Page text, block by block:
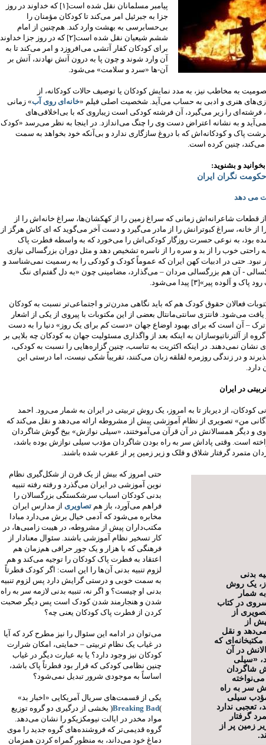
پیامبر مسلمانان نقل شده است[۱] که خداوند در روز
جزا به جبرئیل امر می‌کند تا کودکان مؤمنان را
بی‌حسابرسی به بهشت وارد کند. هم‌چنین از امام
ششم شیعیان نقل شده است[۲] که در روز جزا خداوند
برای کودکان کفار آتشی می‌افروزد و امر می‌کند تا به
آن وارد شوند و چون پا به درون آتش نهادند، آتش بر
آن-ها «سرد و سلامت» می‌شود.
به مخاطب نیز، به مدد نمایش کودکان یا توصیف حالات کودکانه، از
هنری و ادبی به حساب می‌آید. شخصیت اصلی فیلم «خانه‌ای روی آب» زمانی
فرشته‌ای را زیر می‌گیرد، آن فرشته کودکی است زیباروی که با بی‌اخلاقی‌های
و به نشانه‌ اعتراض دست وی را چنگ می‌اندازد. در اینجا به نظر می‌رسد «کودک
پاک و کودکانه‌اش که با دروغ سازگاری ندارد و بی‌آنکه خود بخواهد به سمت
چنین کرده است.
و بشنوید:
نگران ایران
می دهد
قطعات شاعرانه‌اش زمانی که سراغ زمین را از کهکشان‌ها، سراغ خانه‌اش را از
از خانه، سراغ کبوترانش را از مادر می‌گیرد و دست آخر می‌گوید که ای‌ کاش هرگز از
بود، به نوعی حسرت روزگار کودکی‌اش را می‌خورد که به واسطه‌ فطرت پاک
راحتی خوب را از بد و سره را از ناسره تشخیص دهد و مثل دوران بزرگسالی نیازی
نبود. حتی در ادبیات کهن ایران که عموماً کودک و کودکی را به رسمیت نمی‌شناسد و
- آن هم بزرگسالی مردان – می‌گذارد، مضامینی چون «به دل گفتم‌ای ننگ
و آلوده پیر»[۳] پیدا می‌شود.
فعالان حقوق کودک هم که باید نگاهی مدرن‌تر و اجتماعی‌تر نسبت به کودکان
یافت می‌شود. فانتزی سانتی‌مانتال بعضی از این مکتوبات با پیروی از یکی از اشعار
– آن است که برای بهبود اوضاع جهان «دست کم برای یک روز» دنیا را به دست
از آلترناتیوسازان به اینکه بعد از واگذاری مسئولیت جهان به کودکان چه بلایی بر
نشان نمی‌دهند. در اینکه اکثریت به تناسب، چنین گزاره‌هایی را نسبت به کودکی،
و در زندگی روزمره لقلقه‌ زبان‌ می‌کنند، تقریباً شکی نیست، اما درستی این
در ایران
کودکان، از دیرباز تا به امروز، یک روش‌ تربیتی در ایران به شمار می‌رود. احمد
من» تصویری از نظام آموزشی پیش از مشروطه ارائه می‌دهد و نقل می‌کند که
وی و دیگر همسالانش در آن قرآن می‌آموختند، «سیلی نوازش» بیخ گوش شاگردان
است. وقتی پاداش سر به راه بودن شاگردان مؤدب سیلی نوازش بوده باشد،
متمرد گرفتار شلاق و فلک و زیر زمین پر از عقرب شده باشند.
بدنی
یک روش‌
شمار
در کتاب
از
از
و نقل
که
در آن
«سیلی
شاگردان
سر به راه
سیلی
تعجبی ندارد
گرفتار
زمین پر از
حتی امروز که بیش از یک قرن از شکل‌گیری نظام
نوین آموزشی در ایران می‌گذرد و رفته رفته تنبیه
بدنی کودکان اسباب سرشکستگی بزرگسالان را
فراهم می‌آورد، باز هم تصاویری از مدارس ایران
مخابره می‌شود که آدمی خیال برش می‌دارد مبادا
مکتب‌داران پیش از مشروطه، در هیبت زامبی‌ها، در
کار تسخیر نظام آموزشی باشند. سئوال معنادار از
فرهنگی که با هزار و یک جور حرافی هم‌زمان هم
اعتقاد به فطرت پاک کودکان را توجیه می‌کند و هم
لزوم تنبیه بدنی آن‌ها را این است: اگر کودک فطرتاً
به سمت خوبی و درستی گرایش دارد پس لزوم تنبیه
بدنی او چیست؟ و اگر نه، تنبیه بدنی لازمه‌ سر به راه
شدن و هنجارمند شدن کودک است پس دیگر صحبت
کردن از فطرت پاک کودکان یعنی چه؟
می‌توان در ادامه این سئوال را نیز مطرح کرد که آیا
در غیاب یک نظام تربیتی – حمایتی، امکان شرارت
کودکان نیز وجود دارد؟ یا به عبارت دیگر در غیاب
چنین نظامی کودکی که قرار بود فطرتاً پاک باشد،
اساساً به موجودی شرور تبدیل نمی‌شود؟
یکی از قسمت‌های سریال آمریکایی «اخبار بد»
(
Breaking Bad
) بخشی از درگیری دو گروه توزیع
مواد مخدر در ایالت نیومکزیکو را نشان می‌دهد.
گروه قدیمی‌تر که فروشنده‌های گروه جدید را موی
دماغ خود می‌داند، به منظور گمراه کردن همزمان